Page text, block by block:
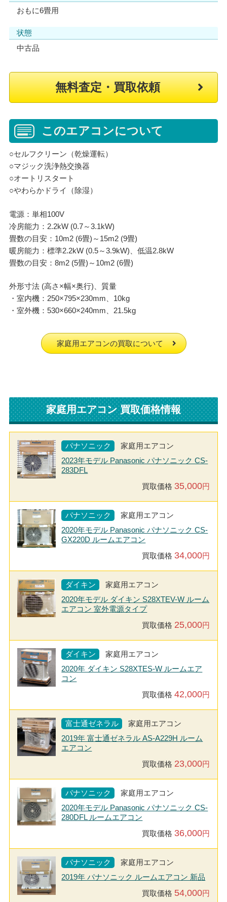
おもに6畳用
状態
中古品
無料査定・買取依頼
このエアコンについて
○セルフクリーン（乾燥運転）
○マジック洗浄熱交換器
○オートリスタート
○やわらかドライ（除湿）
電源：単相100V
冷房能力：2.2kW (0.7～3.1kW)
畳数の目安：10m2 (6畳)～15m2 (9畳)
暖房能力：標準2.2kW (0.5～3.9kW)、低温2.8kW
畳数の目安：8m2 (5畳)～10m2 (6畳)
外形寸法 (高さ×幅×奥行)、質量
・室内機：250×795×230mm、10kg
・室外機：530×660×240mm、21.5kg
家庭用エアコンの買取について
家庭用エアコン 買取価格情報
パナソニック
家庭用エアコン
2023年モデル Panasonic パナソニック CS-
283DFL
買取価格 35,000円
パナソニック
家庭用エアコン
2020年モデル Panasonic パナソニック CS-
GX220D ルームエアコン
買取価格 34,000円
ダイキン
家庭用エアコン
2020年モデル ダイキン S28XTEV-W ルーム
エアコン 室外電源タイプ
買取価格 25,000円
ダイキン
家庭用エアコン
2020年 ダイキン S28XTES-W ルームエア
コン
買取価格42,000円
富士通ゼネラル
家庭用エアコン
2019年 富士通ゼネラル AS-A229H ルーム
エアコン
買取価格 23,000円
パナソニック
家庭用エアコン
2020年モデル Panasonic パナソニック CS-
280DFL ルームエアコン
買取価格 36,000円
パナソニック
家庭用エアコン
2019年 パナソニック ルームエアコン 新品
買取価格 54,000円